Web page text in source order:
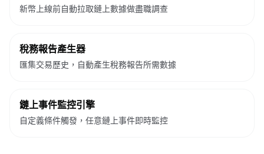
新幣上線前自動拉取鏈上數據做盡職調查
稅務報告產生器
匯集交易歷史，自動產生稅務報告所需數據
鏈上事件監控引擎
自定義條件觸發，任意鏈上事件即時監控